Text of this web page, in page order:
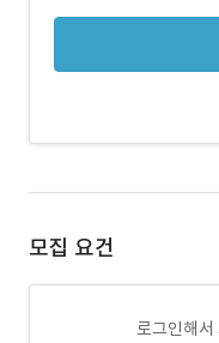
모집 요건
로그인해서